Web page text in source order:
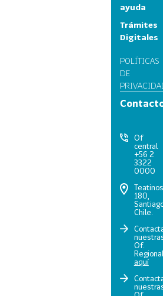
ayuda
Trámites
Digitales
POLÍTICAS
DE
Of
central
+56 2
3322
0000
Teatinos
180,
Chile.
Of.
aquí